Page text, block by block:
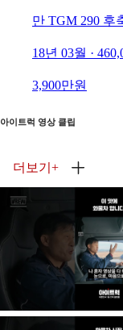
만 TGM 290 후
18년 03월 ·
3,900만원
아이트럭 영상 클립
더보기 +